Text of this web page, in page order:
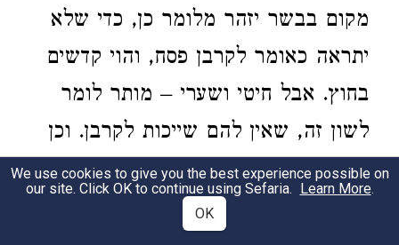
מקום בבשר יזהר מלומר כן, כדי שלא
יתראה כאומר לקרבן פסח, והוי קדשים
בחוץ. אבל חיטי ושערי – מותר לומר
לשון זה, שאין להם שייכות לקרבן. וכן
כל שארי דברים, והכל יודעים דהכוונה
על חג הפסח. וגם בבשר כשיאמר כן –
We use cookies to give you the best experience possible on
our site. Click OK to continue using Sefaria. Learn More.
OK